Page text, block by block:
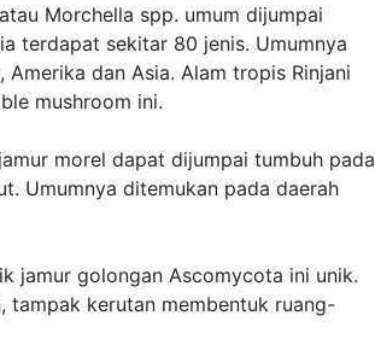
Morchella spp. umum dijumpai
terdapat sekitar 80 jenis. Umumnya
dan Asia. Alam tropis Rinjani
mushroom ini.
morel dapat dijumpai tumbuh pada
Umumnya ditemukan pada daerah
jamur golongan Ascomycota ini unik.
tampak kerutan membentuk ruang-